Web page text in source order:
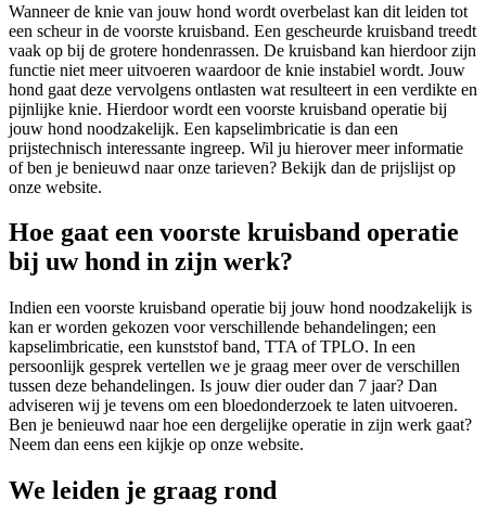
Wanneer de knie van jouw hond wordt overbelast kan dit leiden tot
een scheur in de voorste kruisband. Een gescheurde kruisband treedt
vaak op bij de grotere hondenrassen. De kruisband kan hierdoor zijn
functie niet meer uitvoeren waardoor de knie instabiel wordt. Jouw
hond gaat deze vervolgens ontlasten wat resulteert in een verdikte en
pijnlijke knie. Hierdoor wordt een voorste kruisband operatie bij
jouw hond noodzakelijk. Een kapselimbricatie is dan een
prijstechnisch interessante ingreep. Wil ju hierover meer informatie
of ben je benieuwd naar onze tarieven? Bekijk dan de prijslijst op
onze website.
Hoe gaat een voorste kruisband operatie
bij uw hond in zijn werk?
Indien een voorste kruisband operatie bij jouw hond noodzakelijk is
kan er worden gekozen voor verschillende behandelingen; een
kapselimbricatie, een kunststof band, TTA of TPLO. In een
persoonlijk gesprek vertellen we je graag meer over de verschillen
tussen deze behandelingen. Is jouw dier ouder dan 7 jaar? Dan
adviseren wij je tevens om een bloedonderzoek te laten uitvoeren.
Ben je benieuwd naar hoe een dergelijke operatie in zijn werk gaat?
Neem dan eens een kijkje op onze website.
We leiden je graag rond